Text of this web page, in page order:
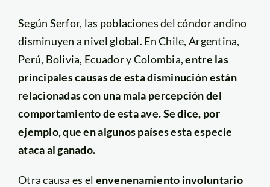
Según Serfor, las poblaciones del cóndor andino
disminuyen a nivel global. En Chile, Argentina,
Perú, Bolivia, Ecuador y Colombia,entre las
principales causas de esta disminución están
relacionadas con una mala percepción del
comportamiento de esta ave. Se dice, por
ejemplo, que en algunos países esta especie
ataca al ganado.
Otra causa es el envenenamiento involuntario